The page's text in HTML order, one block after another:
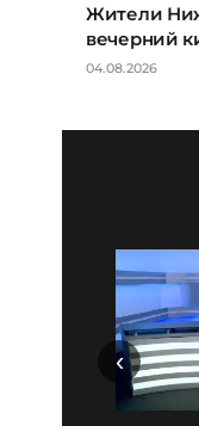
Жители
вечерний
04.08.2026
‹